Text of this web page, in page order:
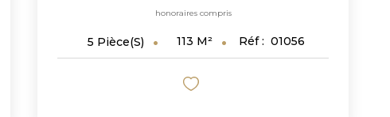
honoraires compris
5 Pièce(s) 113 M² Réf : 01056